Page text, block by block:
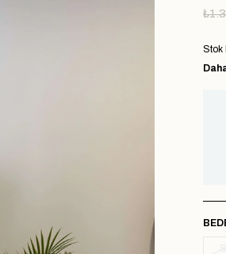
Stok